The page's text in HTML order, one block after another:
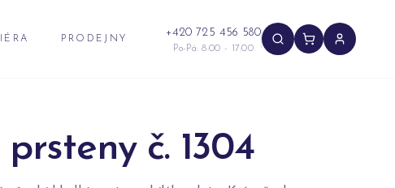
PRODEJNY +420 725 456 580
Po-Pá: 8:00 - 17:00
č. 1304